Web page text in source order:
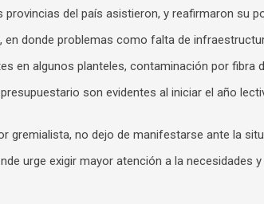
del país asistieron, y reafirmaron su
donde problemas como falta de
en algunos planteles, contaminación por fibra
son evidentes al iniciar el año
gremialista, no dejo de manifestarse ante la
urge exigir mayor atención a la necesidades